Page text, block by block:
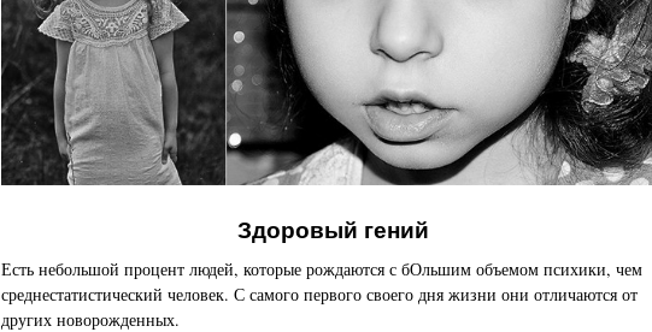
Здоровый гений
Есть небольшой процент людей, которые рождаются с бОльшим объемом психики, чем
среднестатистический человек. С самого первого своего дня жизни они отличаются от
других новорожденных.